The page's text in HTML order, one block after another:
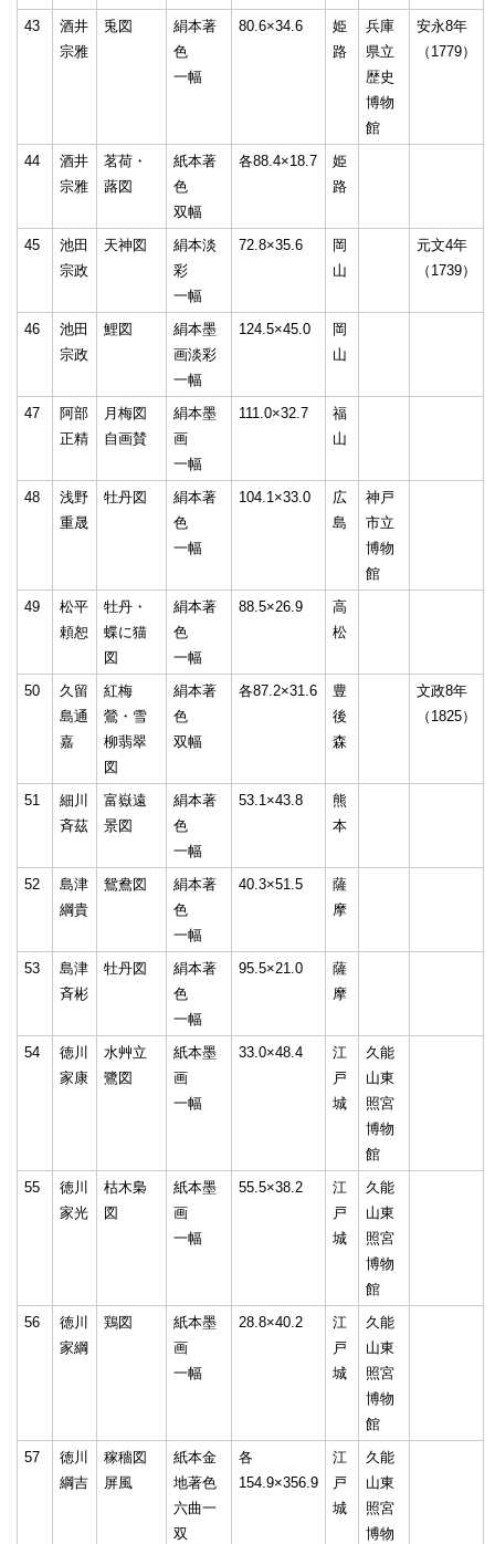
43
酒井
宗雅
兎図
絹本著
色
一幅
80.6×34.6
姫
路
兵庫
県立
歴史
博物
館
安永8年
（1779）
44
酒井
宗雅
茗荷・
蕗図
紙本著
色
双幅
各88.4×18.7
姫
路
45
池田
宗政
天神図
絹本淡
彩
一幅
72.8×35.6
岡
山
元文4年
（1739）
46
池田
宗政
鯉図
絹本墨
画淡彩
一幅
124.5×45.0
岡
山
47
阿部
正精
月梅図
自画賛
絹本墨
画
一幅
111.0×32.7
福
山
48
浅野
重晟
牡丹図
絹本著
色
一幅
104.1×33.0
広
島
神戸
市立
博物
館
49
松平
頼恕
牡丹・
蝶に猫
図
絹本著
色
一幅
88.5×26.9
高
松
50
久留
島通
嘉
紅梅
鶯・雪
柳翡翠
図
絹本著
色
双幅
各87.2×31.6
豊
後
森
文政8年
（1825）
51
細川
斉茲
富嶽遠
景図
絹本著
色
一幅
53.1×43.8
熊
本
52
島津
綱貴
鴛鴦図
絹本著
色
一幅
40.3×51.5
薩
摩
53
島津
斉彬
牡丹図
絹本著
色
一幅
95.5×21.0
薩
摩
54
徳川
家康
水艸立
鷺図
紙本墨
画
一幅
33.0×48.4
江
戸
城
久能
山東
照宮
博物
館
55
徳川
家光
枯木梟
図
紙本墨
画
一幅
55.5×38.2
江
戸
城
久能
山東
照宮
博物
館
56
徳川
家綱
鶏図
紙本墨
画
一幅
28.8×40.2
江
戸
城
久能
山東
照宮
博物
館
57
徳川
綱吉
稼穡図
屏風
紙本金
地著色
六曲一
双
各
154.9×356.9
江
戸
城
久能
山東
照宮
博物